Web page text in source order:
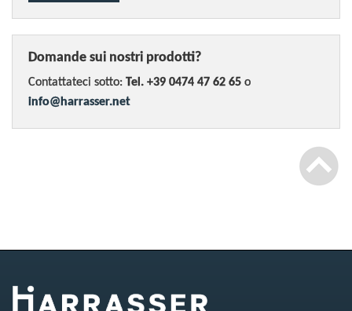
Domande sui nostri prodotti?
Contattateci sotto: Tel. +39 0474 47 62 65 o
info@harrasser.net